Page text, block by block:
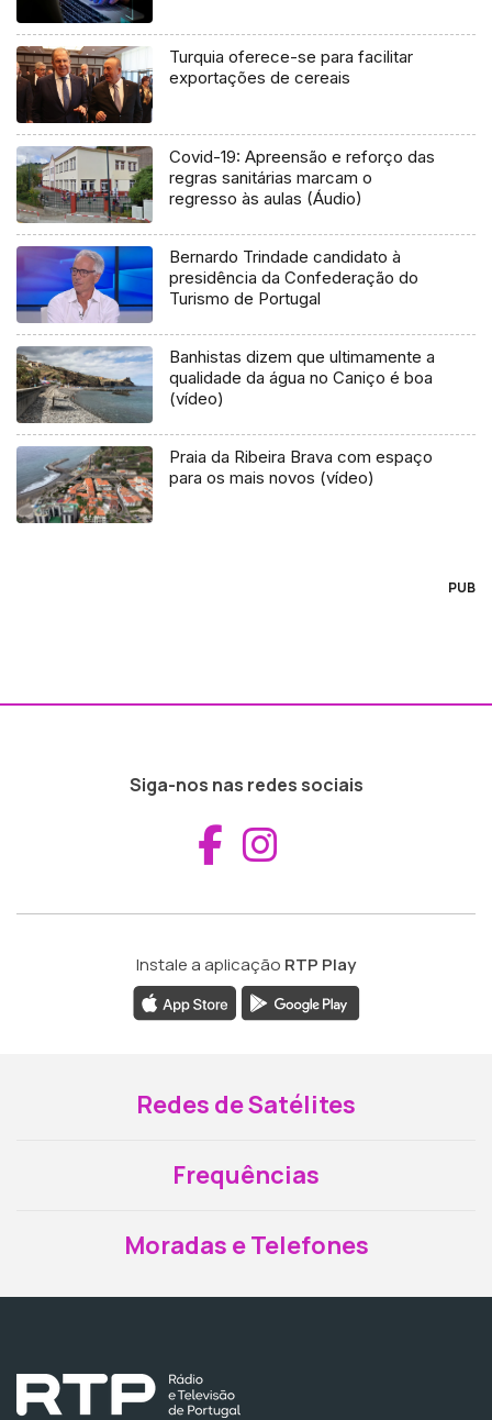
Turquia oferece-se para facilitar
exportações de cereais
Covid-19: Apreensão e reforço das
regras sanitárias marcam o
regresso às aulas (Áudio)
Bernardo Trindade candidato à
presidência da Confederação do
Turismo de Portugal
Banhistas dizem que ultimamente a
qualidade da água no Caniço é boa
(vídeo)
Praia da Ribeira Brava com espaço
para os mais novos (vídeo)
PUB
Siga-nos nas redes sociais
Aceder ao
Instale a aplicação RTP Play
Redes de Satélites
Frequências
Moradas e Telefones